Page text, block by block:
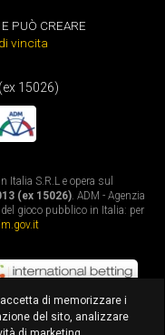
PUÒ CREARE
vincita
15026)
S.R.L e opera sul
(ex 15026). ADM - Agenzia
gioco pubblico in Italia: per
di memorizzare i
del sito, analizzare